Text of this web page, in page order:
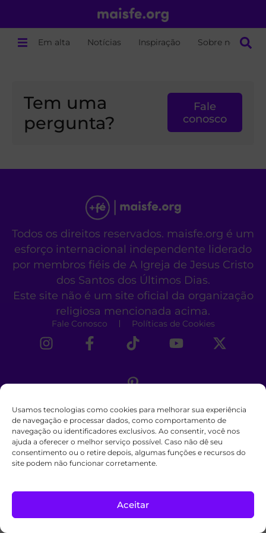
Usamos tecnologias como cookies para melhorar sua experiência
de navegação e processar dados, como comportamento de
navegação ou identificadores exclusivos. Ao consentir, você nos
ajuda a oferecer o melhor serviço possível. Caso não dê seu
consentimento ou o retire depois, algumas funções e recursos do
site podem não funcionar corretamente.
Aceitar
Em alta Notícias Inspiração Sobre nós
Tem uma
pergunta?
Fale
conosco
Todos os direitos reservados. maisfe.org é um
esforço internacional independente liderado
por membros fiéis de A Igreja de Jesus Cristo
dos Santos dos Últimos Dias.
Este site não é um site oficial da organização
religiosa mencionada acima.
Fale Conosco Políticas de Cookies